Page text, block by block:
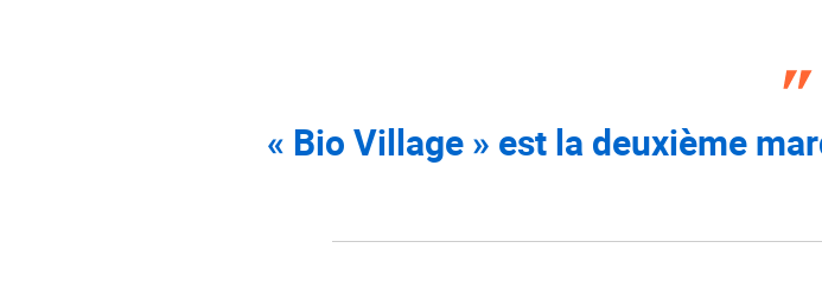
« Bio Village » est la deuxième